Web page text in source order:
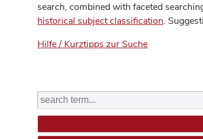
search, combined with faceted
historical subject classification.
Hilfe / Kurztipps zur Suche